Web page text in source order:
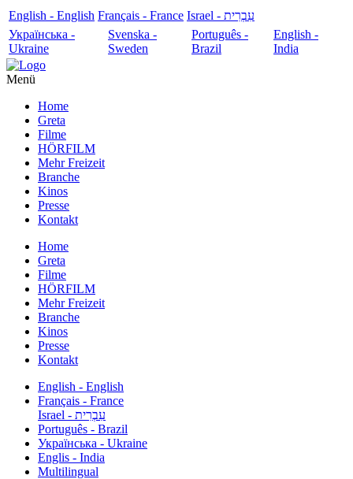
English - English Français - France
עִבְרִית - Israel
Українська -
Ukraine
Svenska -
Sweden
Português -
Brazil
English -
India
Menü
Home
Greta
Filme
HÖRFILM
Mehr Freizeit
Branche
Kinos
Presse
Kontakt
Home
Greta
Filme
HÖRFILM
Mehr Freizeit
Branche
Kinos
Presse
Kontakt
English - English
Français - France
עִבְרִית - Israel
Português - Brazil
Українська - Ukraine
Englis - India
Multilingual